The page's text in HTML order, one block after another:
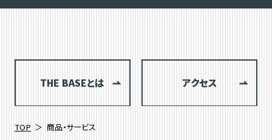
THE BASEとは アクセス
TOP 商品・サービス